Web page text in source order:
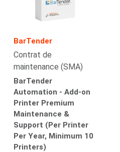
BarTender
Contrat de
maintenance (SMA)
BarTender
Automation - Add-on
Printer Premium
Maintenance &
Support (Per Printer
Per Year, Minimum 10
Printers)